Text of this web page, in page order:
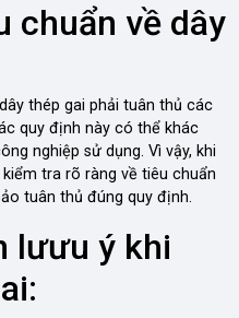
chuẩn về dây
thép gai phải tuân thủ các
quy định này có thể khác
nghiệp sử dụng. Vì vậy, khi
tra rõ ràng về tiêu chuẩn
tuân thủ đúng quy định.
lưưu ý khi